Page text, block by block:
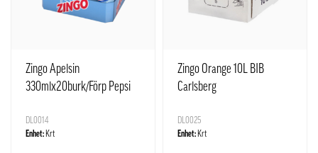
Zingo Apelsin
330mlx20burk/Förp Pepsi
DL0014
Enhet: Krt
Zingo Orange 10L BIB
Carlsberg
DL0025
Enhet: Krt